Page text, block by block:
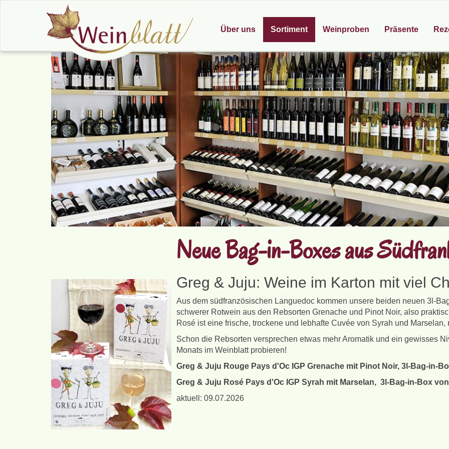
Über uns Sortiment Weinproben Präsente
Neue Bag-in-Boxes aus
Greg & Juju: Weine im Karton mit viel
Aus dem südfranzösischen Languedoc kommen unsere beiden neuen 3l-
schwerer Rotwein aus den Rebsorten Grenache und Pinot Noir, also
Rosé ist eine frische, trockene und lebhafte Cuvée von Syrah und
Schon die Rebsorten versprechen etwas mehr Aromatik und ein gewisses
Monats im Weinblatt probieren!
Greg & Juju Rouge Pays d'Oc IGP Grenache mit Pinot Noir, 3l-Bag-in-
Greg & Juju Rosé Pays d'Oc IGP Syrah mit Marselan, 3l-Bag-in-Box
aktuell: 09.07.2026